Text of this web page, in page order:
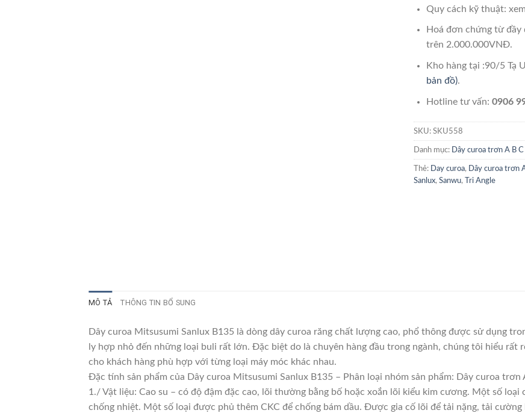
Quy cách kỹ thuật:
Hoá đơn chứng từ đầy
trên 2.000.000VNĐ.
Kho hàng tại :90/5 Tạ
bản đồ).
Hotline tư vấn: 0906
SKU: SKU558
Danh mục: Dây curoa trơn A B C
Thẻ: Day curoa, Dây curoa trơn
Sanlux, Sanwu, Tri Angle
MÔ TẢ THÔNG TIN BỔ SUNG
Dây curoa Mitsusumi Sanlux B135 là dòng dây curoa răng chất lượng cao, phổ thông được sử dụng
ly hợp nhỏ đến những loại buli rất lớn. Đặc biệt do là chuyên hàng đầu trong ngành, chúng tôi hiểu rất
cho khách hàng phù hợp với từng loại máy móc khác nhau.
Đặc tính sản phẩm của Dây curoa Mitsusumi Sanlux B135 – Phân loại nhóm sản phẩm: Dây curoa trơn
1./ Vật liệu: Cao su – có độ đậm đặc cao, lõi thường bằng bố hoặc xoắn lõi kiểu kim cương. Một số loại
chống nhiệt. Một số loại được phủ thêm CKC để chống bám dầu. Được gia cố lõi để tải nặng, tải